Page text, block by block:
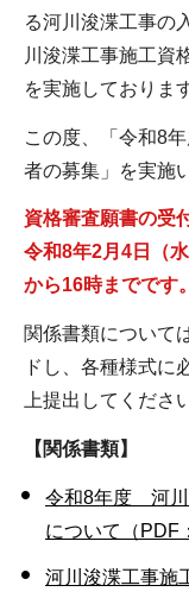
る河川浚渫工事の
川浚渫工事施工資
を実施しておりま
この度、「令和8
者の募集」を実施
資格審査願書の受
令和8年2月4日（
から16時までです。
関係書類について
ドし、各種様式に
上提出してくださ
【関係書類】
令和8年度 河川
について（PDF
河川浚渫工事施